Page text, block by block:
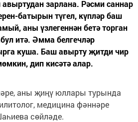
зарлана. Рәсми саннар
батырын түгел, күпләр баш
аны үзлегеннән бетә торган
итә. Әмма белгечләр
куша. Баш авырту җитди чир
дип кисәтә алар.
аны җиңү юллары турында
медицина фәннәре
сөйләде.